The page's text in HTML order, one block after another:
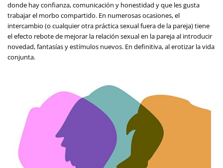
donde hay confianza, comunicación y honestidad y que les gusta
trabajar el morbo compartido. En numerosas ocasiones, el
intercambio (o cualquier otra práctica sexual fuera de la pareja) tiene
el efecto rebote de mejorar la relación sexual en la pareja al introducir
novedad, fantasías y estímulos nuevos. En definitiva, al erotizar la vida
conjunta.